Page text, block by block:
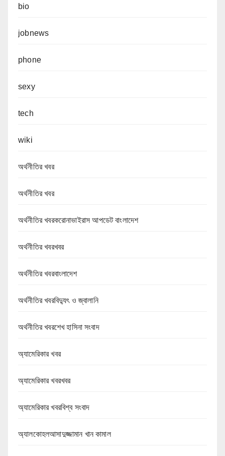
bio
jobnews
phone
sexy
tech
wiki
অর্থনীতির খবর
অর্থনীতির খবর
অর্থনীতির খবরকরোনাভাইরাস আপডেট বাংলাদেশ
অর্থনীতির খবরখবর
অর্থনীতির খবরবাংলাদেশ
অর্থনীতির খবরবিদ্যুৎ ও জ্বালানি
অর্থনীতির খবরশেখ হাসিনা সংবাদ
অ্যামেরিকার খবর
অ্যামেরিকার খবরখবর
অ্যামেরিকার খবরবিশ্ব সংবাদ
অ্যালকোহলআসাদুজ্জামান খান কামাল